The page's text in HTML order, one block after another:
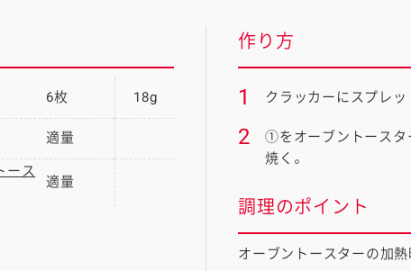
6枚 18g
適量
ース
適量
作り方
1 クラッカーにスプレッ
2
①をオーブントースタ
焼く。
調理のポイント
オーブントースターの加